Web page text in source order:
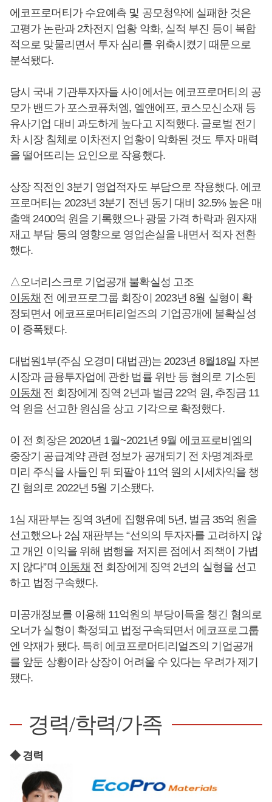
에코프로머티가 수요예측 및 공모청약에 실패한 것은
고평가 논란과 2차전지 업황 악화, 실적 부진 등이 복합
적으로 맞물리면서 투자 심리를 위축시켰기 때문으로
분석됐다.
당시 국내 기관투자자들 사이에서는 에코프로머티의 공
모가 밴드가 포스코퓨처엠, 엘앤에프, 코스모신소재 등
유사기업 대비 과도하게 높다고 지적했다. 글로벌 전기
차 시장 침체로 이차전지 업황이 악화된 것도 투자 매력
을 떨어뜨리는 요인으로 작용했다.
상장 직전인 3분기 영업적자도 부담으로 작용했다. 에코
프로머티는 2023년 3분기 전년 동기 대비 32.5% 높은 매
출액 2400억 원을 기록했으나 광물 가격 하락과 원자재
재고 부담 등의 영향으로 영업손실을 내면서 적자 전환
했다.
△오너리스크로 기업공개 불확실성 고조
이동채 전 에코프로그룹 회장이 2023년 8월 실형이 확
정되면서 에코프로머티리얼즈의 기업공개에 불확실성
이 증폭됐다.
대법원1부(주심 오경미 대법관)는 2023년 8월18일 자본
시장과 금융투자업에 관한 법률 위반 등 혐의로 기소된
이동채 전 회장에게 징역 2년과 벌금 22억 원, 추징금 11
억 원을 선고한 원심을 상고 기각으로 확정했다.
이 전 회장은 2020년 1월~2021년 9월 에코프로비엠의
중장기 공급계약 관련 정보가 공개되기 전 차명계좌로
미리 주식을 사들인 뒤 되팔아 11억 원의 시세차익을 챙
긴 혐의로 2022년 5월 기소됐다.
1심 재판부는 징역 3년에 집행유예 5년, 벌금 35억 원을
선고했으나 2심 재판부는 “선의의 투자자를 고려하지 않
고 개인 이익을 위해 범행을 저지른 점에서 죄책이 가볍
지 않다”며 이동채 전 회장에게 징역 2년의 실형을 선고
하고 법정구속했다.
미공개정보를 이용해 11억원의 부당이득을 챙긴 혐의로
오너가 실형이 확정되고 법정구속되면서 에코프로그룹
엔 악재가 됐다. 특히 에코프로머티리얼즈의 기업공개
를 앞둔 상황이라 상장이 어려울 수 있다는 우려가 제기
됐다.
경력/학력/가족
◆ 경력